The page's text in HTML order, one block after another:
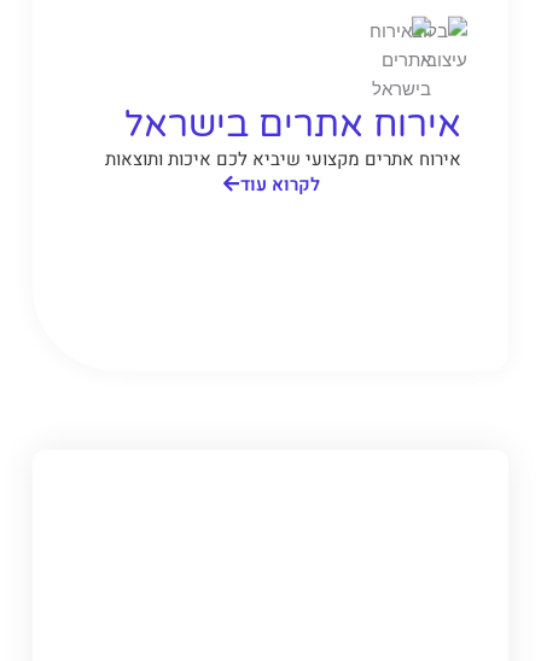
אירוח אתרים בישראל
אירוח אתרים מקצועי שיביא לכם איכות ותוצאות
לקרוא עוד